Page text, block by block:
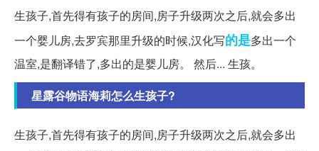
生孩子,首先得有孩子的房间,房子升级两次之后,就会多出
一个婴儿房,去罗宾那里升级的时候,汉化写的是多出一个
温室,是翻译错了,多出的是婴儿房。 然后... 生孩。
星露谷物语海莉怎么生孩子?
生孩子,首先得有孩子的房间,房子升级两次之后,就会多出